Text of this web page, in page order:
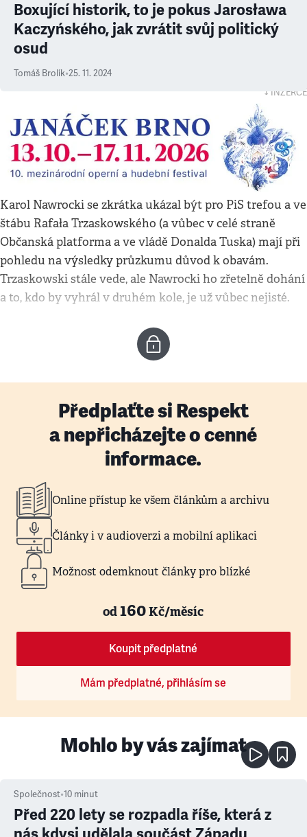
Boxující historik, to je pokus Jarosława
Kaczyńského, jak zvrátit svůj politický
osud
Tomáš Brolík•25. 11. 2024
↓ INZERCE
Karol Nawrocki se zkrátka ukázal být pro PiS trefou a ve
štábu Rafała Trzaskowského (a vůbec v celé straně
Občanská platforma a ve vládě Donalda Tuska) mají při
pohledu na výsledky průzkumu důvod k obavám.
Trzaskowski stále vede, ale Nawrocki ho zřetelně dohání
a to, kdo by vyhrál v druhém kole, je už vůbec nejisté.
Předplaťte si Respekt
a nepřicházejte o cenné
informace.
Online přístup ke všem článkům a archivu
Články i v audioverzi a mobilní aplikaci
Možnost odemknout články pro blízké
od160Kč/měsíc
Koupit předplatné
Mám předplatné, přihlásím se
Mohlo by vás zajímat
Společnost•10 minut
Před 220 lety se rozpadla říše, která z